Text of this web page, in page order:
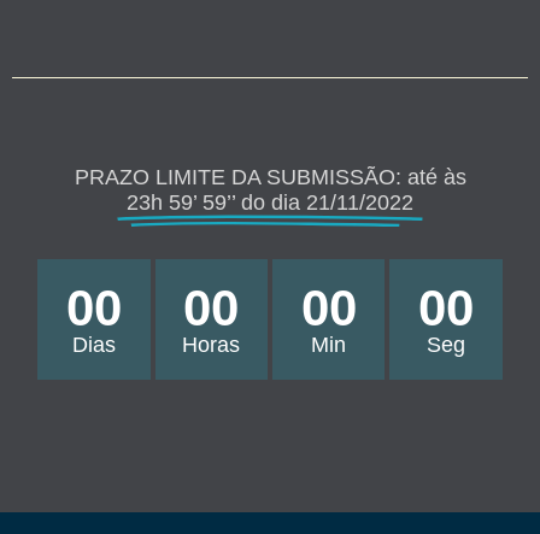
PRAZO LIMITE DA SUBMISSÃO: até às
23h 59’ 59’’ do dia 21/11/2022
00
Dias
00
Horas
00
Min
00
Seg